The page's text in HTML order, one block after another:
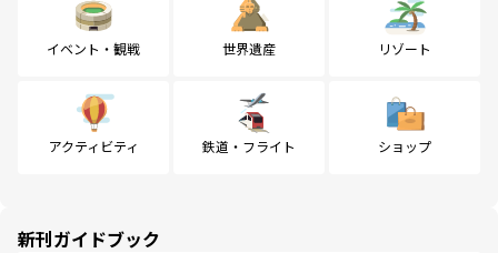
イベント・観戦 世界遺産 リゾート
アクティビティ 鉄道・フライト ショップ
新刊ガイドブック